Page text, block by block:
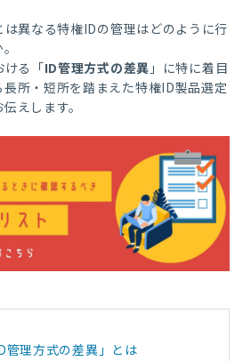
異なる特権IDの管理はどのように行
ける「ID管理方式の差異 」に特に着目
所・短所を踏まえた特権ID製品選定
えします。
管理方式の差異」とは